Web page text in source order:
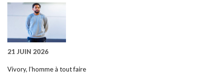
21 JUIN 2026
Vivory, l’homme à tout faire